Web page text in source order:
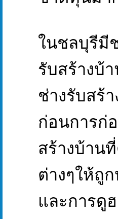
ในชลบุรีมี
รับสร้างบ้
ช่างรับสร้
ก่อนการก่อ
สร้างบ้าน
ต่างๆให้ถู
และการดู